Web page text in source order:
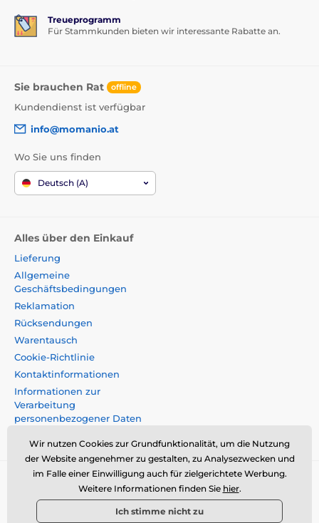
Treueprogramm
Für Stammkunden bieten wir interessante Rabatte an.
Sie brauchen Rat offline
Kundendienst ist verfügbar
info@momanio.at
Wo Sie uns finden
Deutsch (A)
Alles über den Einkauf
Lieferung
Allgemeine
Geschäftsbedingungen
Reklamation
Rücksendungen
Warentausch
Cookie-Richtlinie
Kontaktinformationen
Informationen zur
Verarbeitung
personenbezogener Daten
Momanio s.r.o., Okružní 361/14, 74718, Píšt',
Tschechische Republik, VAT: CZ09604707,
info@momanio.at
Wir nutzen Cookies zur Grundfunktionalität, um die Nutzung
der Website angenehmer zu gestalten, zu Analysezwecken und
im Falle einer Einwilligung auch für zielgerichtete Werbung.
Weitere Informationen finden Sie hier.
Ich stimme nicht zu